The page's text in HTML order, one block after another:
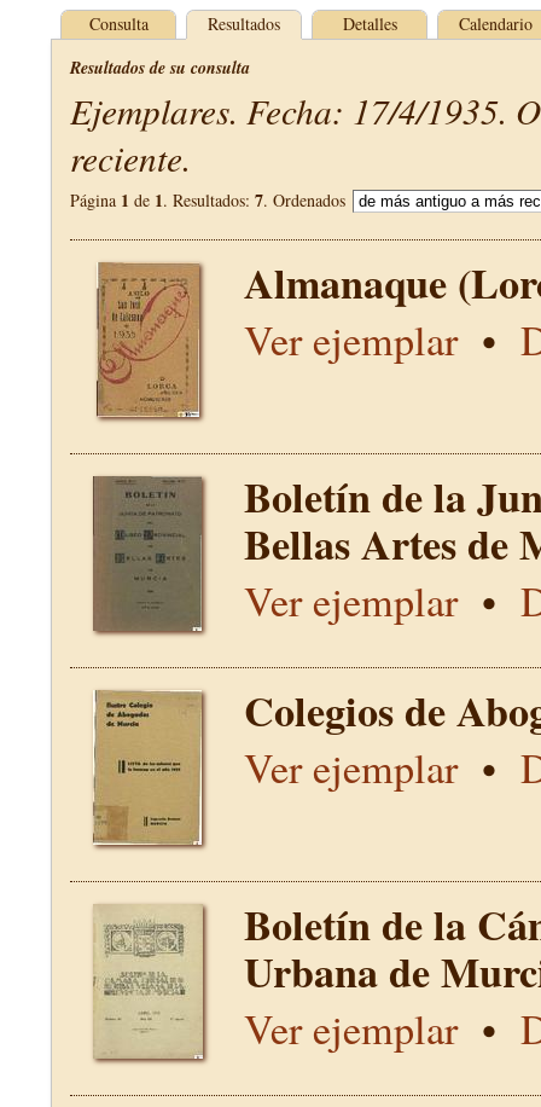
Consulta Resultados Detalles Calendario
Resultados de su consulta
Ejemplares. Fecha: 17/4/1935.
reciente.
Página 1 de 1. Resultados: 7. Ordenados
Almanaque
Ver ejemplar•
Boletín de la
Bellas Artes
Ver ejemplar•
Colegios de
Ver ejemplar•
Boletín de la
Urbana de
Ver ejemplar•